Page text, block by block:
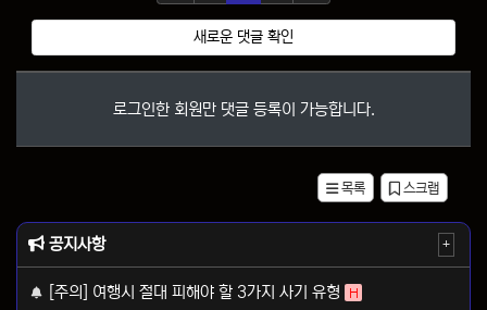
새로운 댓글 확인
로그인한 회원만 댓글 등록이 가능합니다.
목록 스크랩
공지사항 +
[주의] 여행시 절대 피해야 할 3가지 사기 유형 H